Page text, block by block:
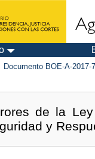
Documento BOE-A-2017-
de la
y